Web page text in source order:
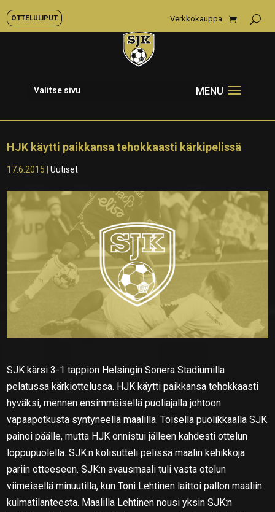
OTTELULIPUT Verkkokauppa
Valitse sivu
HJK käytti paikkansa tehokkaasti kärkipelissä
17.6.2015 |Uutiset
SJK kärsi 3-1 tappion Helsingin Sonera Stadiumilla
pelatussa kärkiottelussa. HJK käytti paikkansa tehokkaasti
hyväksi, mennen ensimmäisellä puoliajalla johtoon
vapaapotkusta syntyneellä maalilla. Toisella puolikkaalla SJK
painoi päälle, mutta HJK onnistui jälleen kahdesti ottelun
loppupuolella. SJK:n kolisutteli pelissä maalin kehikkoja
pariin otteeseen. SJK:n avausmaali tuli vasta otelun
viimeisellä minuutilla, kun Toni Lehtinen laittoi pallon maaliin
kulmatilanteesta. Maalilla Lehtinen nousi yksin SJK:n